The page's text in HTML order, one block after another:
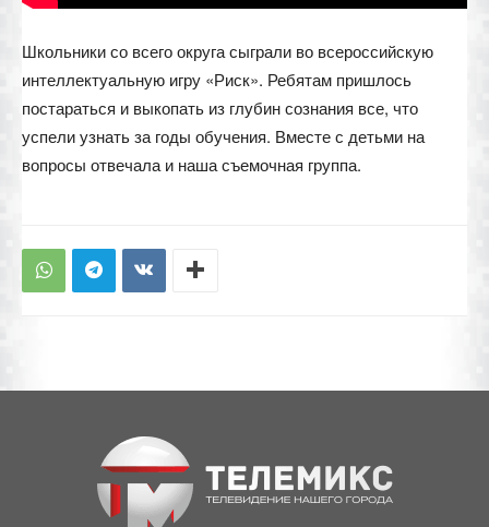
Школьники со всего округа сыграли во всероссийскую
интеллектуальную игру «Риск». Ребятам пришлось
постараться и выкопать из глубин сознания все, что
успели узнать за годы обучения. Вместе с детьми на
вопросы отвечала и наша съемочная группа.